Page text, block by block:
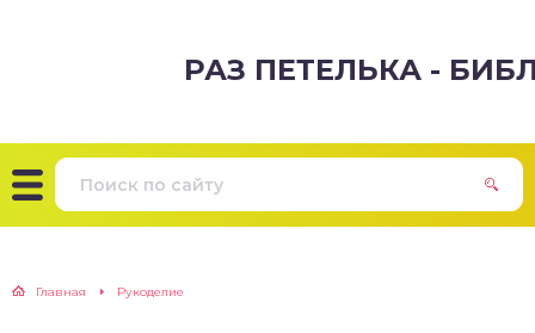
РАЗ ПЕТЕЛЬКА -
Главная Рукоделие